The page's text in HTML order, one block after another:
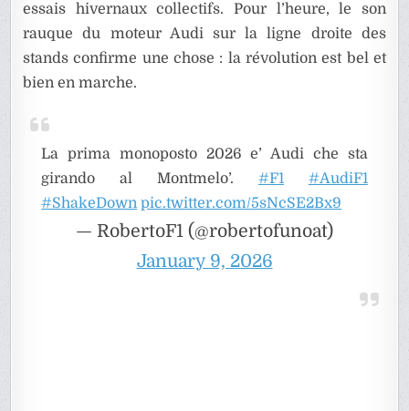
essais hivernaux collectifs. Pour l’heure, le son
rauque du moteur Audi sur la ligne droite des
stands confirme une chose : la révolution est bel et
bien en marche.
La prima monoposto 2026 e’ Audi che sta
girando al Montmelo’. #F1
#AudiF1
#ShakeDown pic.twitter.com/5sNcSE2Bx9
— RobertoF1 (@robertofunoat)
January 9, 2026